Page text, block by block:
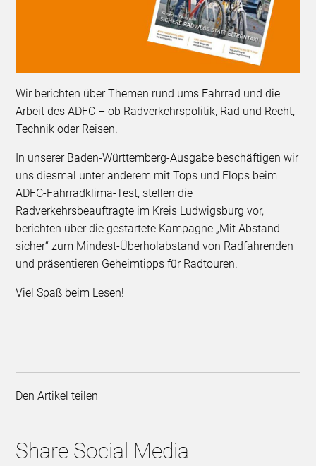
Wir berichten über Themen rund ums Fahrrad und die
Arbeit des ADFC – ob Radverkehrspolitik, Rad und Recht,
Technik oder Reisen.
In unserer Baden-Württemberg-Ausgabe beschäftigen wir
uns diesmal unter anderem mit Tops und Flops beim
ADFC-Fahrradklima-Test, stellen die
Radverkehrsbeauftragte im Kreis Ludwigsburg vor,
berichten über die gestartete Kampagne „Mit Abstand
sicher“ zum Mindest-Überholabstand von Radfahrenden
und präsentieren Geheimtipps für Radtouren.
Viel Spaß beim Lesen!
Den Artikel teilen
Share Social Media